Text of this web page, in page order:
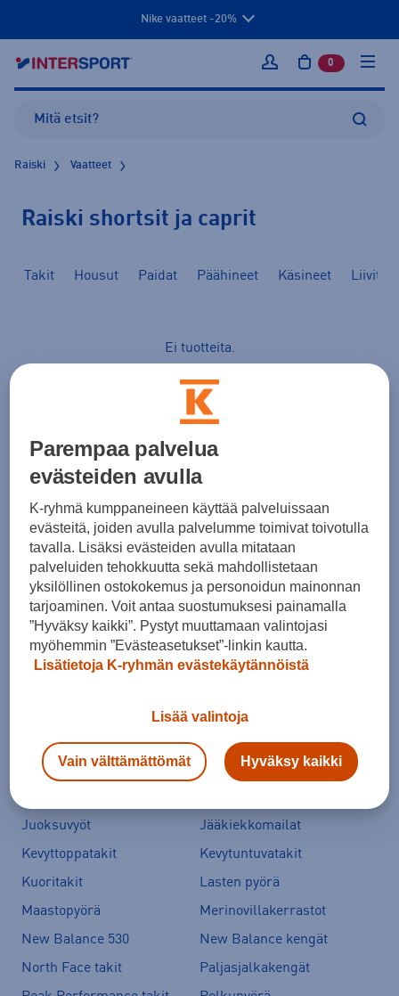
Nike vaatteet -20%
Kirjaudu sisään
0 tuotetta
Raiski Vaatteet
Raiski shortsit ja caprit
Takit Housut Paidat Päähineet Käsineet Liivit
Ei tuotteita.
Shortsit ja Caprit kategoriat
Shortsit
Suositut sisällöt
Crocs
Hoka Clifton 11
Helly Hansen -takit
Hybridipyörät
Jalkapallokengät
Juoksuvyöt
Jääkiekkomailat
Kevyttoppatakit
Kevytuntuvatakit
Kuoritakit
Lasten pyörä
Maastopyörä
Merinovillakerrastot
New Balance 530
New Balance kengät
North Face takit
Paljasjalkakengät
Parempaa palvelua
evästeiden avulla
K-ryhmä kumppaneineen käyttää palveluissaan
evästeitä, joiden avulla palvelumme toimivat toivotulla
tavalla. Lisäksi evästeiden avulla mitataan
palveluiden tehokkuutta sekä mahdollistetaan
yksilöllinen ostokokemus ja personoidun mainonnan
tarjoaminen. Voit antaa suostumuksesi painamalla
”Hyväksy kaikki”. Pystyt muuttamaan valintojasi
myöhemmin ”Evästeasetukset”-linkin kautta.
Lisätietoja K-ryhmän evästekäytännöistä
Lisää valintoja
Vain välttämättömät Hyväksy kaikki